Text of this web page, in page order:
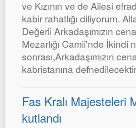
ve Kızının ve de Ailesi
kabir rahatlığı diliyorum.
Değerli Arkadaşımızın
Mezarlığı Camii'nde
sonrası,Arkadaşımızın
kabristanına
Fas Kralı Majesteleri
kutlandı